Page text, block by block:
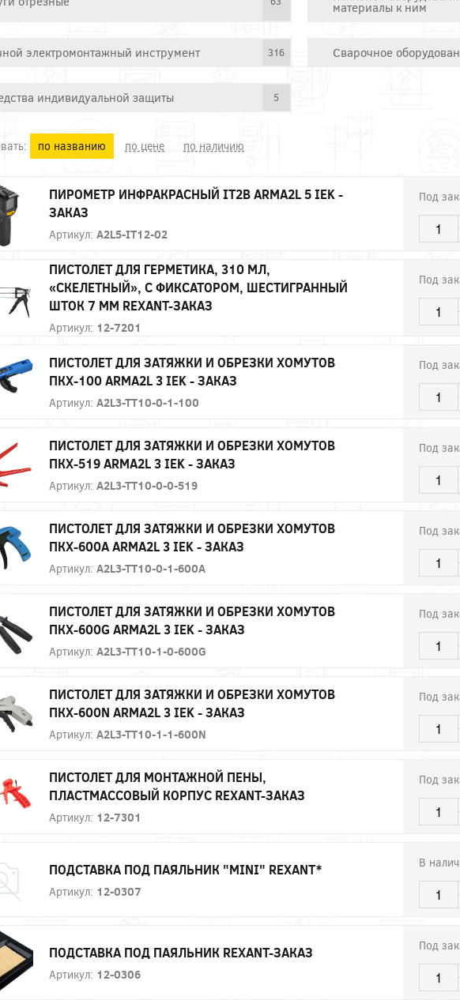
материалы к ним
электромонтажный инструмент 316 Сварочное
индивидуальной защиты 5
по названию по цене по наличию
ПИРОМЕТР ИНФРАКРАСНЫЙ IT2B ARMA2L 5 IEK -
ЗАКАЗ
Артикул: A2L5-IT12-02
Под
ПИСТОЛЕТ ДЛЯ ГЕРМЕТИКА, 310 МЛ,
«СКЕЛЕТНЫЙ», С ФИКСАТОРОМ, ШЕСТИГРАННЫЙ
ШТОК 7 ММ REXANT-ЗАКАЗ
Артикул: 12-7201
Под
ПИСТОЛЕТ ДЛЯ ЗАТЯЖКИ И ОБРЕЗКИ ХОМУТОВ
ПКХ-100 ARMA2L 3 IEK - ЗАКАЗ
Артикул: A2L3-TT10-0-1-100
Под
ПИСТОЛЕТ ДЛЯ ЗАТЯЖКИ И ОБРЕЗКИ ХОМУТОВ
ПКХ-519 ARMA2L 3 IEK - ЗАКАЗ
Артикул: A2L3-TT10-0-0-519
Под
ПИСТОЛЕТ ДЛЯ ЗАТЯЖКИ И ОБРЕЗКИ ХОМУТОВ
ПКХ-600A ARMA2L 3 IEK - ЗАКАЗ
Артикул: A2L3-TT10-0-1-600A
Под
ПИСТОЛЕТ ДЛЯ ЗАТЯЖКИ И ОБРЕЗКИ ХОМУТОВ
ПКХ-600G ARMA2L 3 IEK - ЗАКАЗ
Артикул: A2L3-TT10-1-0-600G
Под
ПИСТОЛЕТ ДЛЯ ЗАТЯЖКИ И ОБРЕЗКИ ХОМУТОВ
ПКХ-600N ARMA2L 3 IEK - ЗАКАЗ
Артикул: A2L3-TT10-1-1-600N
Под
ПИСТОЛЕТ ДЛЯ МОНТАЖНОЙ ПЕНЫ,
ПЛАСТМАССОВЫЙ КОРПУС REXANT-ЗАКАЗ
Артикул: 12-7301
Под
ПОДСТАВКА ПОД ПАЯЛЬНИК "MINI" REXANT*
Артикул: 12-0307
В
ПОДСТАВКА ПОД ПАЯЛЬНИК REXANT-ЗАКАЗ
Артикул: 12-0306
Под